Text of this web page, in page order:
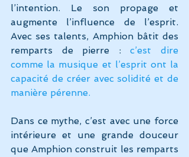
l’intention. Le son propage et
augmente l’influence de l’esprit.
Avec ses talents, Amphion bâtit des
remparts de pierre : c’est dire
comme la musique et l’esprit ont la
capacité de créer avec solidité et de
manière pérenne.
Dans ce mythe, c’est avec une force
intérieure et une grande douceur
que Amphion construit les remparts